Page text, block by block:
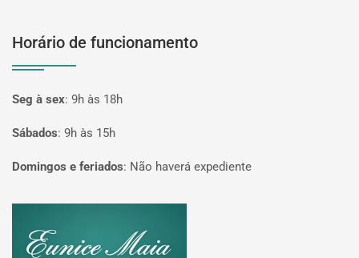
Horário de funcionamento
Seg à sex: 9h às 18h
Sábados: 9h às 15h
Domingos e feriados: Não haverá expediente